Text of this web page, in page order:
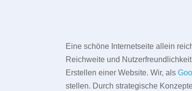
Eine schöne Internetseite allein
Reichweite und
Erstellen einer Website. Wir, als
stellen. Durch strategische